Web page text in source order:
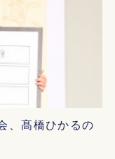
、髙橋ひかるの